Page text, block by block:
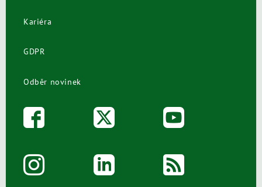
Kariéra
GDPR
Odběr novinek